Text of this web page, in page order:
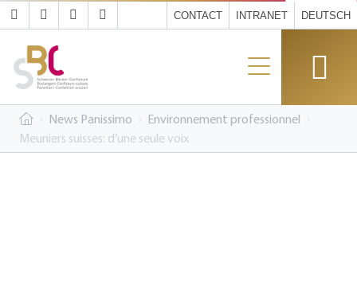
CONTACT INTRANET DEUTSCH
News Panissimo
Environnement professionnel
Meuniers suisses: d’une seule voix